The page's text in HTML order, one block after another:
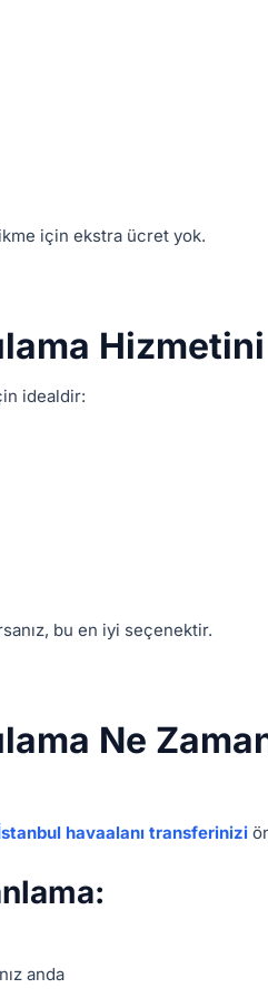
için ekstra ücret yok.
idealdir:
bu en iyi seçenektir.
Ne
havaalanı transferinizi
anda